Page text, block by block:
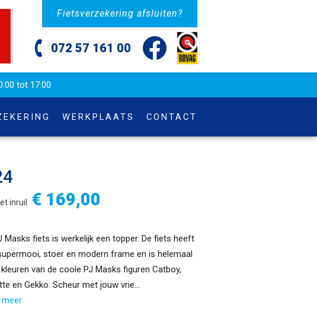
Fietsverzekering afsluiten?
072 57 161 00
tot 17:00
WERKPLAATS CONTACT
inruil € 169,00
Masks fiets is werkelijk een topper. De fiets heeft
stoer en modern frame en is helemaal
van de coole PJ Masks figuren Catboy,
en Gekko. Scheur met jouw vrie...